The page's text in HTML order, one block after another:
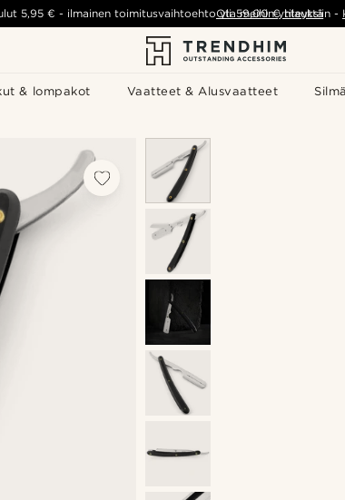
& lompakot Vaatteet & Alusvaatteet
5,95 € - ilmainen toimitusvaihtoehto yli 59,00 €tilauksiin -
Ota meihin yhteyttä